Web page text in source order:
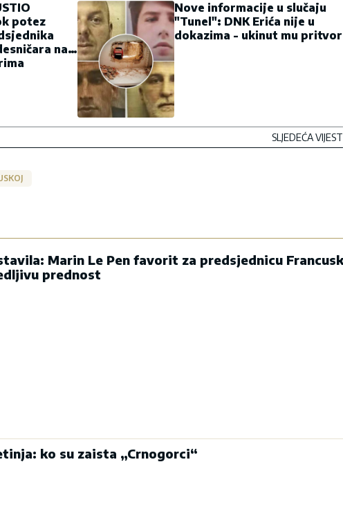
potez
na
Nove informacije u slučaju
"Tunel": DNK Erića nije u
dokazima - ukinut mu pritvor
SLJEDEĆA VIJEST
Marin Le Pen favorit za predsjednicu
prednost
ko su zaista „Crnogorci“